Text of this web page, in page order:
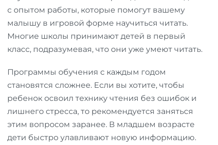
с опытом работы, которые помогут вашему
малышу в игровой форме научиться читать.
Многие школы принимают детей в первый
класс, подразумевая, что они уже умеют читать.
Программы обучения с каждым годом
становятся сложнее. Если вы хотите, чтобы
ребенок освоил технику чтения без ошибок и
лишнего стресса, то рекомендуется заняться
этим вопросом заранее. В младшем возрасте
дети быстро улавливают новую информацию.